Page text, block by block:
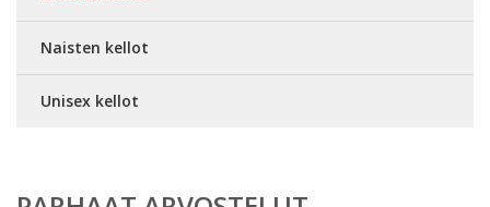
Naisten kellot
Unisex kellot